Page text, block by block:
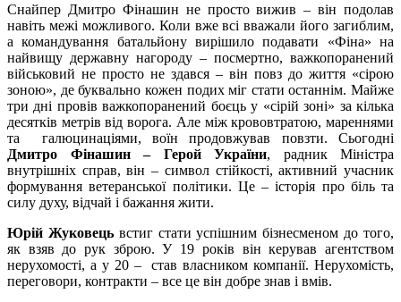
Снайпер Дмитро Фінашин не просто вижив – він подолав
навіть межі можливого. Коли вже всі вважали його загиблим,
а командування батальйону вирішило подавати «Фіна» на
найвищу державну нагороду – посмертно, важкопоранений
військовий не просто не здався – він повз до життя «сірою
зоною», де буквально кожен подих міг стати останнім. Майже
три дні провів важкопоранений боєць у «сірій зоні» за кілька
десятків метрів від ворога. Але між крововтратою, мареннями
та галюцинаціями, воїн продовжував повзти. Сьогодні
Дмитро Фінашин –
Герой України, радник Міністра
внутрішніх справ, він – символ стійкості, активний учасник
формування ветеранської політики. Це – історія про біль та
силу духу, відчай і бажання жити.
Юрій Жуковецьвстиг стати успішним бізнесменом до того,
як взяв до рук зброю. У 19 років він керував агентством
нерухомості, а у 20 – став власником компанії. Нерухомість,
переговори, контракти – все це він добре знав і вмів.